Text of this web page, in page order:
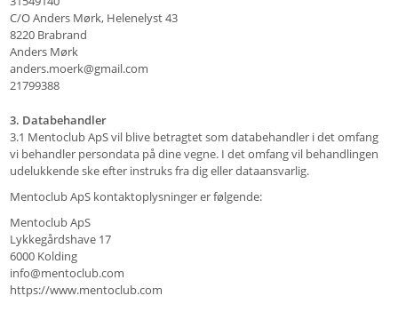
C/O Anders Mørk, Helenelyst 43
8220 Brabrand
Anders Mørk
anders.moerk@gmail.com
21799388
3. Databehandler
3.1 Mentoclub ApS vil blive betragtet som databehandler i det omfang
vi behandler persondata på dine vegne. I det omfang vil behandlingen
udelukkende ske efter instruks fra dig eller dataansvarlig.
Mentoclub ApS kontaktoplysninger er følgende:
Mentoclub ApS
Lykkegårdshave 17
6000 Kolding
info@mentoclub.com
https://www.mentoclub.com